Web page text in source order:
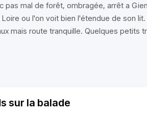
pas mal de forêt, ombragée, arrêt a
ou l'on voit bien l'étendue de son
mais route tranquille. Quelques petits
sur la balade